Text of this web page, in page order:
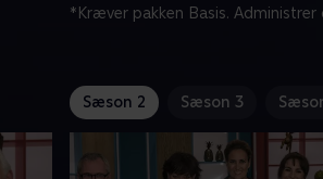
*Kræver pakken Basis.
Sæson 2 Sæson 3